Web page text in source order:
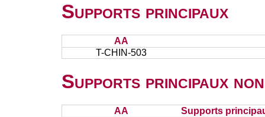
Supports principaux
AA
T-CHIN-503
Supports principaux
AA
Supports